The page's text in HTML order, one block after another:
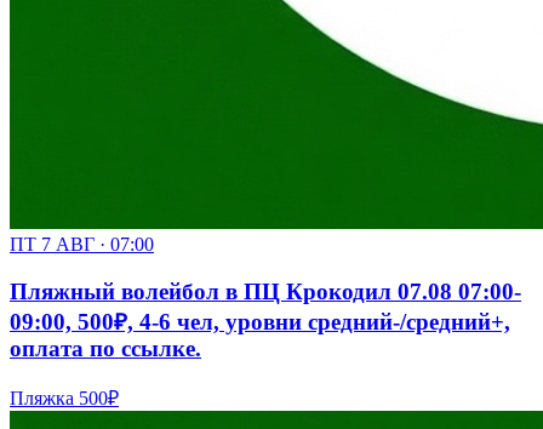
ПТ 7 АВГ · 07:00
Пляжный волейбол в ПЦ Крокодил 07.08 07:00-
09:00, 500₽, 4-6 чел, уровни средний-/средний+,
оплата по ссылке.
Пляжка 500₽